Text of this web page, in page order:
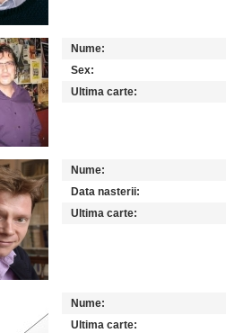
Nume:
Sex:
Ultima carte:
Nume:
Data nasterii:
Ultima carte:
Nume:
Ultima carte: